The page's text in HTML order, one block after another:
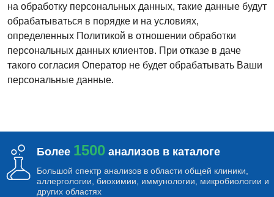
на обработку персональных данных, такие данные будут
обрабатываться в порядке и на условиях,
определенных Политикой в отношении обработки
персональных данных клиентов. При отказе в даче
такого согласия Оператор не будет обрабатывать Ваши
персональные данные.
Более 1500 анализов в каталоге
Большой спектр анализов в области общей клиники,
аллергологии, биохимии, иммунологии, микробиологии и
других областях